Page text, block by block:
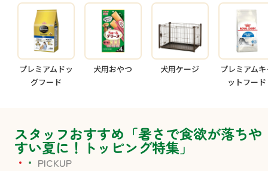
プレミアムドッ
グフード
犬用おやつ 犬用ケージ
プレミアム
ットフード
スタッフおすすめ「暑さで食欲が落ちや
すい夏に！トッピング特集」
PICKUP